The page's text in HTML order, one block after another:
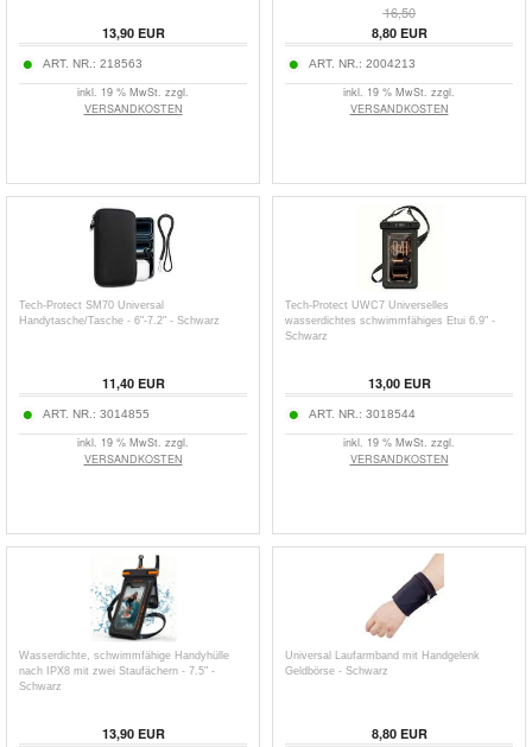
13,90EUR
ART. NR.: 218563
inkl. 19 % MwSt. zzgl.
VERSANDKOSTEN
16,50
8,80EUR
ART. NR.: 2004213
inkl. 19 % MwSt. zzgl.
VERSANDKOSTEN
Tech-Protect SM70 Universal
Handytasche/Tasche - 6"-7.2" - Schwarz
11,40EUR
ART. NR.: 3014855
inkl. 19 % MwSt. zzgl.
VERSANDKOSTEN
Tech-Protect UWC7 Universelles
wasserdichtes schwimmfähiges Etui 6.9" -
Schwarz
13,00EUR
ART. NR.: 3018544
inkl. 19 % MwSt. zzgl.
VERSANDKOSTEN
Wasserdichte, schwimmfähige Handyhülle
nach IPX8 mit zwei Staufächern - 7.5" -
Schwarz
13,90EUR
Universal Laufarmband mit Handgelenk
Geldbörse - Schwarz
8,80EUR